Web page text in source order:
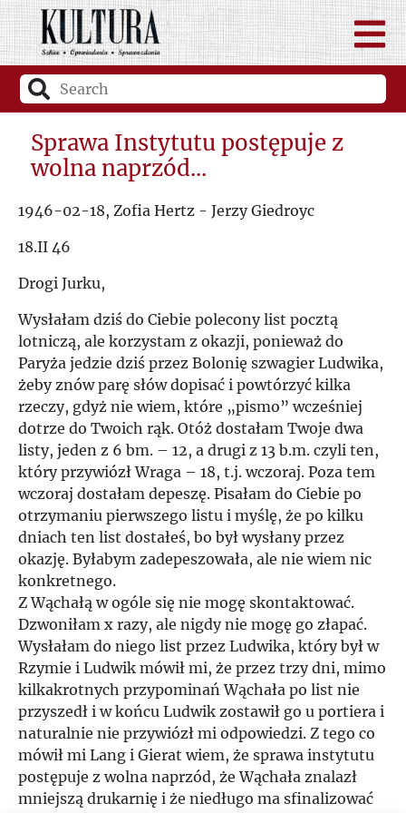
Sprawa Instytutu postępuje z
wolna naprzód...
1946-02-18, Zofia Hertz - Jerzy Giedroyc
18.II 46
Drogi Jurku,
Wysłałam dziś do Ciebie polecony list pocztą
lotniczą, ale korzystam z okazji, ponieważ do
Paryża jedzie dziś przez Bolonię szwagier Ludwika,
żeby znów parę słów dopisać i powtórzyć kilka
rzeczy, gdyż nie wiem, które „pismo” wcześniej
dotrze do Twoich rąk. Otóż dostałam Twoje dwa
listy, jeden z 6 bm. – 12, a drugi z 13 b.m. czyli ten,
który przywiózł Wraga – 18, t.j. wczoraj. Poza tem
wczoraj dostałam depeszę. Pisałam do Ciebie po
otrzymaniu pierwszego listu i myślę, że po kilku
dniach ten list dostałeś, bo był wysłany przez
okazję. Byłabym zadepeszowała, ale nie wiem nic
konkretnego.
Z Wąchałą w ogóle się nie mogę skontaktować.
Dzwoniłam x razy, ale nigdy nie mogę go złapać.
Wysłałam do niego list przez Ludwika, który był w
Rzymie i Ludwik mówił mi, że przez trzy dni, mimo
kilkakrotnych przypominań Wąchała po list nie
przyszedł i w końcu Ludwik zostawił go u portiera i
naturalnie nie przywiózł mi odpowiedzi. Z tego co
mówił mi Lang i Gierat wiem, że sprawa instytutu
postępuje z wolna naprzód, że Wąchała znalazł
mniejszą drukarnię i że niedługo ma sfinalizować